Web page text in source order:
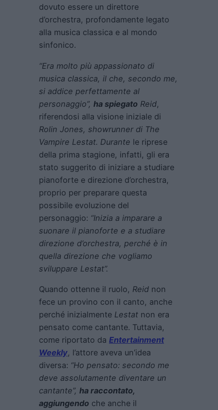
dovuto essere un direttore
d’orchestra, profondamente legato
alla musica classica e al mondo
sinfonico.
“Era molto più appassionato di
musica classica, il che, secondo me,
si addice perfettamente al
personaggio”, ha spiegato Reid,
riferendosi alla visione iniziale di
Rolin Jones, showrunner di The
Vampire Lestat. Durante le riprese
della prima stagione, infatti, gli era
stato suggerito di iniziare a studiare
pianoforte e direzione d’orchestra,
proprio per preparare questa
possibile evoluzione del
personaggio: “Inizia a imparare a
suonare il pianoforte e a studiare
direzione d’orchestra, perché è in
quella direzione che vogliamo
sviluppare Lestat”.
Quando ottenne il ruolo, Reid non
fece un provino con il canto, anche
perché inizialmente Lestat non era
pensato come cantante. Tuttavia,
come riportato da Entertainment
Weekly, l’attore aveva un’idea
diversa: “Ho pensato: secondo me
deve assolutamente diventare un
cantante”, ha raccontato,
aggiungendo che anche il